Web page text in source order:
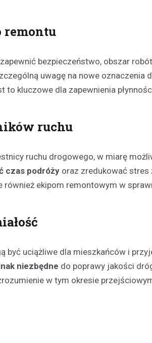
remontu
bezpieczeństwo, obszar
uwagę na nowe
to kluczowe dla zapewnienia
ruchu
ruchu drogowego, w miarę
czas podróży oraz zredukować stres
również ekipom remontowym w
być uciążliwe dla mieszkańców i
niezbędne do poprawy jakości
w tym okresie